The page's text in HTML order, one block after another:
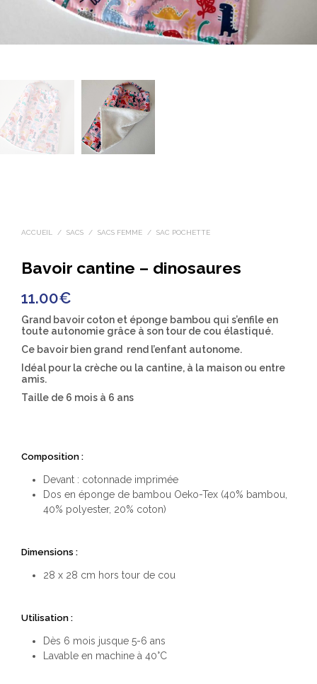
ACCUEIL / SACS / SACS FEMME / SAC POCHETTE
Bavoir cantine – dinosaures
11.00€
Grand bavoir coton et éponge bambou qui s’enfile en
toute autonomie grâce à son tour de cou élastiqué.
Ce bavoir bien grand rend l’enfant autonome.
Idéal pour la crèche ou la cantine, à la maison ou entre
amis.
Taille de 6 mois à 6 ans
Composition :
Devant : cotonnade imprimée
Dos en éponge de bambou Oeko-Tex (40% bambou,
40% polyester, 20% coton)
Dimensions :
28 x 28 cm hors tour de cou
Utilisation :
Dès 6 mois jusque 5-6 ans
Lavable en machine à 40°C